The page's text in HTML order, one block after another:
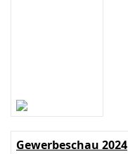
Gewerbeschau 2024